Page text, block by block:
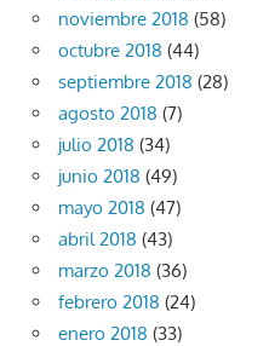
noviembre 2018 (58)
octubre 2018 (44)
septiembre 2018 (28)
agosto 2018 (7)
julio 2018 (34)
junio 2018 (49)
mayo 2018 (47)
abril 2018 (43)
marzo 2018 (36)
febrero 2018 (24)
enero 2018 (33)